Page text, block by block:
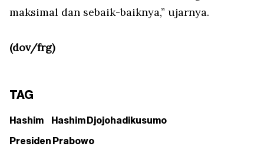
maksimal dan sebaik-baiknya,” ujarnya.
(dov/frg)
TAG
Hashim Hashim Djojohadikusumo
Presiden Prabowo